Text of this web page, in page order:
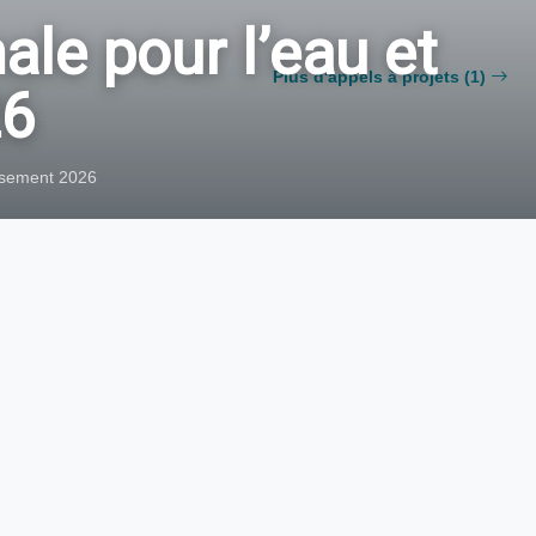
pour l’eau et
2026
Plus d'appels à projets (1)